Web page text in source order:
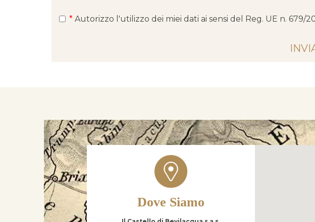
* Autorizzo l'utilizzo dei miei dati ai sensi del Reg. UE n. 679/
Dove Siamo